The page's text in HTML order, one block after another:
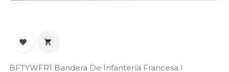
 
BFTYWFR1 Bandera De Infantería Francesa I